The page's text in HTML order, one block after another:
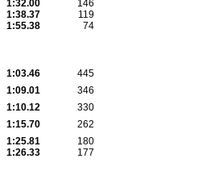
1:32.00
146
1:38.37
119
1:55.38
74
1:03.46 445
1:09.01
346
1:10.12
330
1:15.70
262
1:25.81
180
1:26.33
177